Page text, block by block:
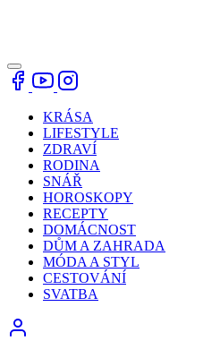
KRÁSA
LIFESTYLE
ZDRAVÍ
RODINA
SNÁŘ
HOROSKOPY
RECEPTY
DOMÁCNOST
DŮM A ZAHRADA
MÓDA A STYL
CESTOVÁNÍ
SVATBA